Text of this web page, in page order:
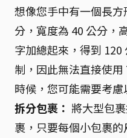
想像您手中有一個長
分，寬度為 40 公分，
字加總起來，得到
制，因此無法直接使
時候，您可能需要考慮
拆分包裹： 將大型包
裹，只要每個小包裹